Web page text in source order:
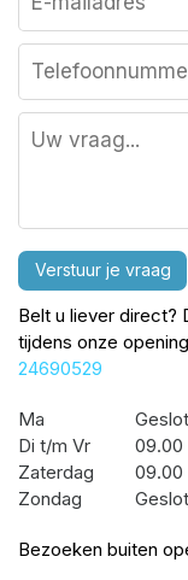
Verstuur je vraag
Belt u liever direct?
tijdens onze
24690529
Ma
Di t/m Vr
09.00
Zaterdag
09.00
Zondag
Bezoeken buiten